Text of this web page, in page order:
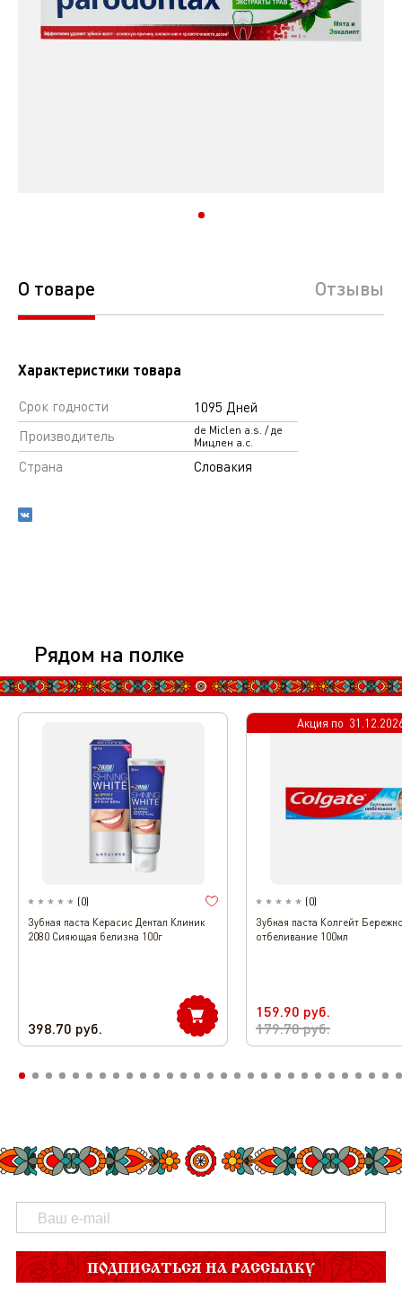
О товаре Отзывы
Характеристики товара
Срок годности
1095 Дней
Производитель
de Miclen a.s. / де
Мицлен а.с.
Страна Словакия
Рядом на полке
(0)
Зубная паста Керасис Дентал Клиник
2080 Сияющая белизна 100г
398.70 руб.
Акция по
(0)
Зубная паста Колгейт
отбеливание 100мл
159.90 руб.
179.70руб.
ПОДПИСАТЬСЯ НА РАССЫЛКУ